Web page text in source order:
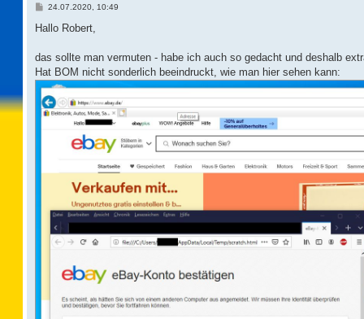
B
i
a
24.07.2020, 10:49
Hallo Robert,
das sollte man vermuten - habe ich auch so gedacht und deshalb
Hat BOM nicht sonderlich beeindruckt, wie man hier sehen kann: